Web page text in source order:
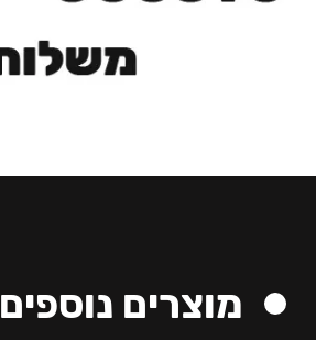
מוצרים נוספים